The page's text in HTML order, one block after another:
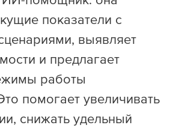
показатели с
выявляет
и предлагает
работы
помогает увеличивать
снижать удельный